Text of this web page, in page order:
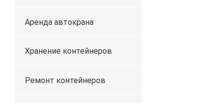
Аренда автокрана
Хранение контейнеров
Ремонт контейнеров